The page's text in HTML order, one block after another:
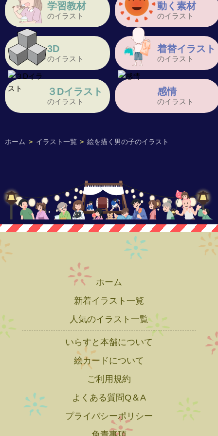
ホーム > イラスト一覧 > 絵を描く男の子のイラスト
学習教材
のイラスト
動く素材
のイラスト
3D
のイラスト
着替イラスト
のイラスト
３Dイラスト
のイラスト
感情
のイラスト
ホーム
新着イラスト一覧
人気のイラスト一覧
いらすと本舗について
絵カードについて
ご利用規約
よくある質問Q＆A
プライバシーポリシー